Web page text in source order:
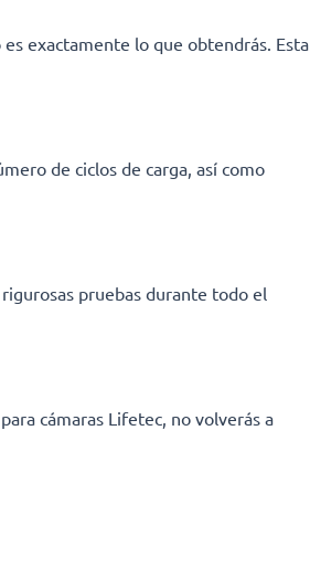
exactamente lo que obtendrás. Esta
de ciclos de carga, así como
pruebas durante todo el
cámaras Lifetec, no volverás a